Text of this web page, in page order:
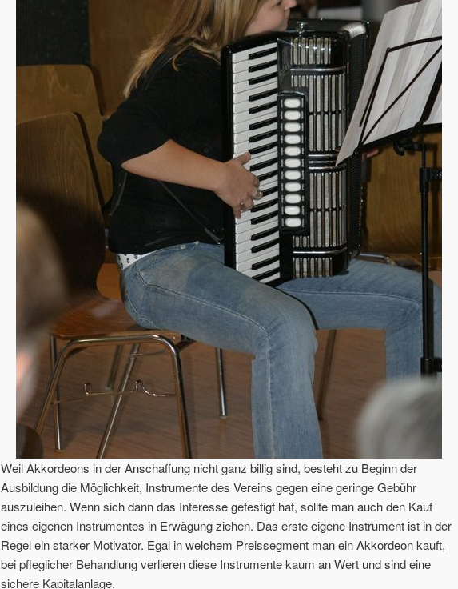
Weil Akkordeons in der Anschaffung nicht ganz billig sind, besteht zu Beginn der
Ausbildung die Möglichkeit, Instrumente des Vereins gegen eine geringe Gebühr
auszuleihen. Wenn sich dann das Interesse gefestigt hat, sollte man auch den Kauf
eines eigenen Instrumentes in Erwägung ziehen. Das erste eigene Instrument ist in der
Regel ein starker Motivator. Egal in welchem Preissegment man ein Akkordeon kauft,
bei pfleglicher Behandlung verlieren diese Instrumente kaum an Wert und sind eine
sichere Kapitalanlage.